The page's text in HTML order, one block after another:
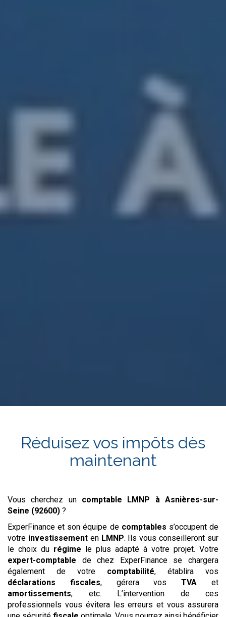
Réduisez vos impôts dès
maintenant
Vous cherchez un comptable LMNP
à Asnières-sur-
Seine (92600) ?
ExperFinance et son équipe de comptables s’occupent de
votre investissementen LMNP. Ils vous conseilleront sur
le choix du régime le plus adapté à votre projet. Votre
expert-comptable de chez ExperFinance se chargera
également de votre comptabilité, établira vos
déclarations
fiscales, gérera vosTVA et
amortissements, etc. L’intervention de ces
professionnels vous évitera les erreurs et vous assurera